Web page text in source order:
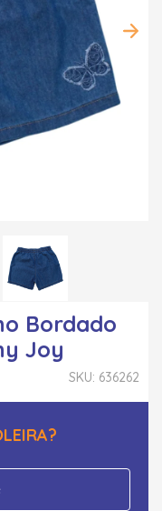
Bordado
Joy
SKU: 636262